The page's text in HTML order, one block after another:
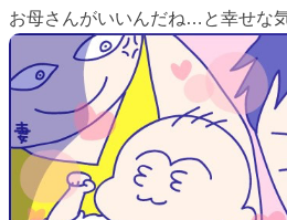
お母さんがいいんだね…と幸せな